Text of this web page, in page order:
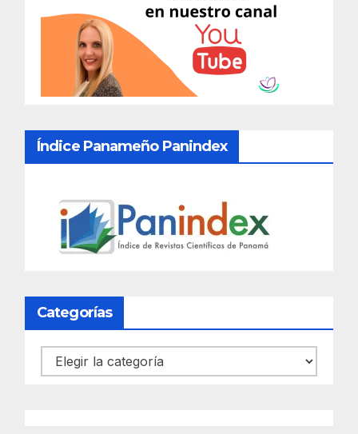
Índice Panameño Panindex
Categorías
Categorías